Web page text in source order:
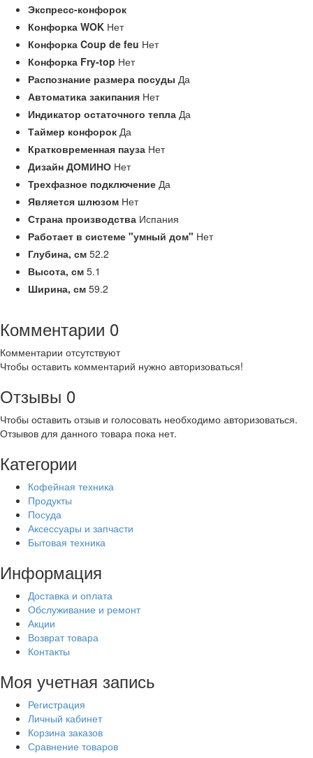
Экспресс-конфорок
Конфорка WOK Нет
Конфорка Coup de feu Нет
Конфорка Fry-top Нет
Распознание размера посуды Да
Автоматика закипания Нет
Индикатор остаточного тепла Да
Таймер конфорок Да
Кратковременная пауза Нет
Дизайн ДОМИНО Нет
Трехфазное подключение Да
Является шлюзом Нет
Страна производства Испания
Работает в системе "умный дом" Нет
Глубина, см 52.2
Высота, см 5.1
Ширина, см 59.2
Комментарии 0
Комментарии отсутствуют
Чтобы оставить комментарий нужно авторизоваться!
Отзывы 0
Чтобы оcтавить отзыв и голосовать необходимо авторизоваться.
Отзывов для данного товара пока нет.
Категории
Кофейная техника
Продукты
Посуда
Аксессуары и запчасти
Бытовая техника
Информация
Доставка и оплата
Обслуживание и ремонт
Акции
Возврат товара
Контакты
Моя учетная запись
Регистрация
Личный кабинет
Корзина заказов
Сравнение товаров